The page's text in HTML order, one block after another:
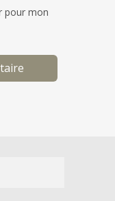
pour mon